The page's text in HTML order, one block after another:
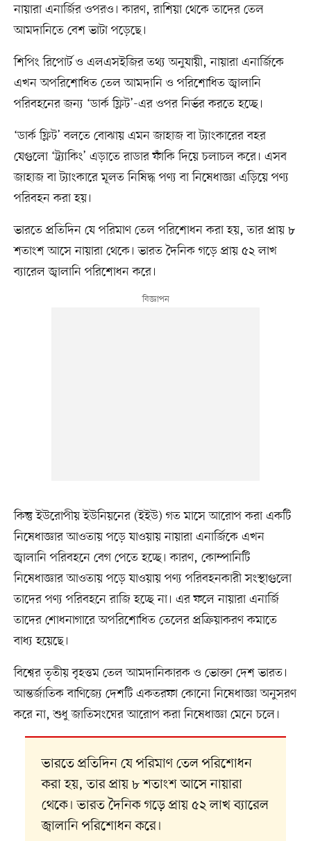
নায়ারা এনার্জির ওপরও। কারণ, রাশিয়া থেকে তাদের তেল
আমদানিতে বেশ ভাটা পড়েছে।
শিপিং রিপোর্ট ও এলএসইজির তথ্য অনুযায়ী, নায়ারা এনার্জিকে
এখন অপরিশোধিত তেল আমদানি ও পরিশোধিত জ্বালানি
পরিবহনের জন্য ‘ডার্ক ফ্লিট’-এর ওপর নির্ভর করতে হচ্ছে।
‘ডার্ক ফ্লিট’ বলতে বোঝায় এমন জাহাজ বা ট্যাংকারের বহর
যেগুলো ‘ট্র্যাকিং’ এড়াতে রাডার ফাঁকি দিয়ে চলাচল করে। এসব
জাহাজ বা ট্যাংকারে মূলত নিষিদ্ধ পণ্য বা নিষেধাজ্ঞা এড়িয়ে পণ্য
পরিবহন করা হয়।
ভারতে প্রতিদিন যে পরিমাণ তেল পরিশোধন করা হয়, তার প্রায় ৮
শতাংশ আসে নায়ারা থেকে। ভারত দৈনিক গড়ে প্রায় ৫২ লাখ
ব্যারেল জ্বালানি পরিশোধন করে।
কিন্তু ইউরোপীয় ইউনিয়নের (ইইউ) গত মাসে আরোপ করা একটি
নিষেধাজ্ঞার আওতায় পড়ে যাওয়ায় নায়ারা এনার্জিকে এখন
জ্বালানি পরিবহনে বেগ পেতে হচ্ছে। কারণ, কোম্পানিটি
নিষেধাজ্ঞার আওতায় পড়ে যাওয়ায় পণ্য পরিবহনকারী সংস্থাগুলো
তাদের পণ্য পরিবহনে রাজি হচ্ছে না। এর ফলে নায়ারা এনার্জি
তাদের শোধনাগারে অপরিশোধিত তেলের প্রক্রিয়াকরণ কমাতে
বাধ্য হয়েছে।
বিশ্বের তৃতীয় বৃহত্তম তেল আমদানিকারক ও ভোক্তা দেশ ভারত।
আন্তর্জাতিক বাণিজ্যে দেশটি একতরফা কোনো নিষেধাজ্ঞা অনুসরণ
করে না, শুধু জাতিসংঘের আরোপ করা নিষেধাজ্ঞা মেনে চলে।
ভারতে প্রতিদিন যে পরিমাণ তেল পরিশোধন
করা হয়, তার প্রায় ৮ শতাংশ আসে নায়ারা
থেকে। ভারত দৈনিক গড়ে প্রায় ৫২ লাখ ব্যারেল
জ্বালানি পরিশোধন করে।